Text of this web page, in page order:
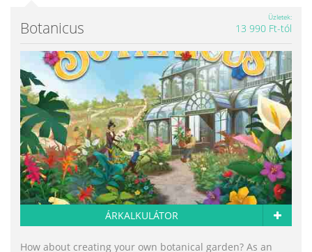
Botanicus
Üzletek
13 990 Ft-tól
ÁRKALKULÁTOR
How about creating your own botanical garden? As an